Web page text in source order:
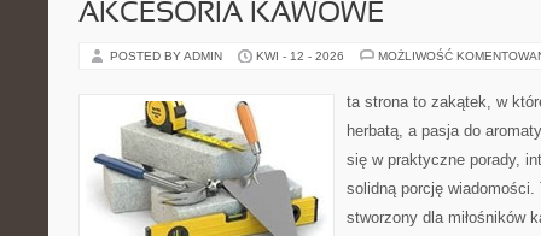
AKCESORIA KAWOWE
POSTED BY ADMIN KWI - 12 - 2026 MOŻLIWOŚĆ
ta strona to zakątek, w
herbatą, a pasja do
się w praktyczne porady,
solidną porcję wiadomości.
stworzony dla miłośników